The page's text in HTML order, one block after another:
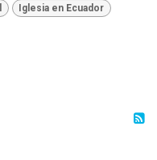
Iglesia en Ecuador